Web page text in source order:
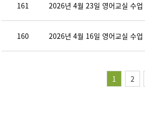
161 2026년 4월 23일 영어교실 수업
160 2026년 4월 16일 영어교실 수업
1 2